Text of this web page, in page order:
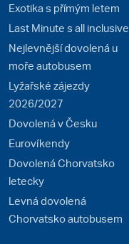
Exotika s přímým letem
Last Minute s all inclusive
Nejlevnější dovolená u
moře autobusem
Lyžařské zájezdy
2026/2027
Dovolená v Česku
Eurovíkendy
Dovolená Chorvatsko
letecky
Levná dovolená
Chorvatsko autobusem